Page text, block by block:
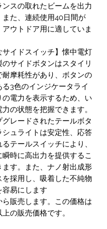
ンスの取れたビームを出力
また、連続使用40日間が
アウトドア用に適していま
サイドスイッチ】懐中電灯
サイドボタンはスタイリ
耐摩耗性があり、ボタンの
る3色のインジケータライ
の電力を表示するため、い
の状態を把握できます。
グレードされたテールボタ
シュライトは安定性、応答
テールスイッチにより、
瞬時に高出力を提供するこ
ます。また、ナノ射出成形
を採用し、吸着した不純物
容易にします
ら販売します。この価格は
上の販売価格です。